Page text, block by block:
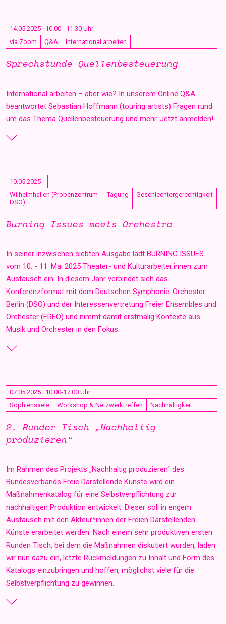
14.05.2025 · 10.00 - 11:30 Uhr
via Zoom
Q&A International arbeiten
Sprechstunde Quellenbesteuerung
International arbeiten – aber wie? In unserem Online Q&A
beantwortet Sebastian Hoffmann (touring artists) Fragen rund
um das Thema Quellenbesteuerung und mehr. Jetzt anmelden!
10.05.2025 ·
Wilhelmhallen (Probenzentrum
DSO)
Tagung Geschlechtergerechtigkeit
Burning Issues meets Orchestra
In seiner inzwischen siebten Ausgabe lädt BURNING ISSUES
vom 10. - 11. Mai 2025 Theater- und Kulturarbeiter:innen zum
Austausch ein. In diesem Jahr verbindet sich das
Konferenzformat mit dem Deutschen Symphonie-Orchester
Berlin (DSO) und der Interessenvertretung Freier Ensembles und
Orchester (FREO) und nimmt damit erstmalig Kontexte aus
Musik und Orchester in den Fokus.
07.05.2025 · 10.00-17.00 Uhr
Sophiensaele
Workshop & Netzwerktreffen Nachhaltigkeit
2. Runder Tisch „Nachhaltig
produzieren“
Im Rahmen des Projekts „Nachhaltig produzieren“ des
Bundesverbands Freie Darstellende Künste wird ein
Maßnahmenkatalog für eine Selbstverpflichtung zur
nachhaltigen Produktion entwickelt. Dieser soll in engem
Austausch mit den Akteur*innen der Freien Darstellenden
Künste erarbeitet werden. Nach einem sehr produktiven ersten
Runden Tisch, bei dem die Maßnahmen diskutiert wurden, laden
wir nun dazu ein, letzte Rückmeldungen zu Inhalt und Form des
Katalogs einzubringen und hoffen, möglichst viele für die
Selbstverpflichtung zu gewinnen.